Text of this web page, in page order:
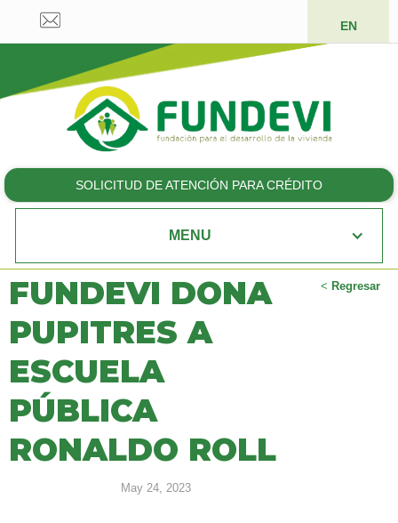
EN
SOLICITUD DE ATENCIÓN PARA CRÉDITO
MENU
< Regresar
FUNDEVI DONA
PUPITRES A
ESCUELA
PÚBLICA
RONALDO ROLL
May 24, 2023